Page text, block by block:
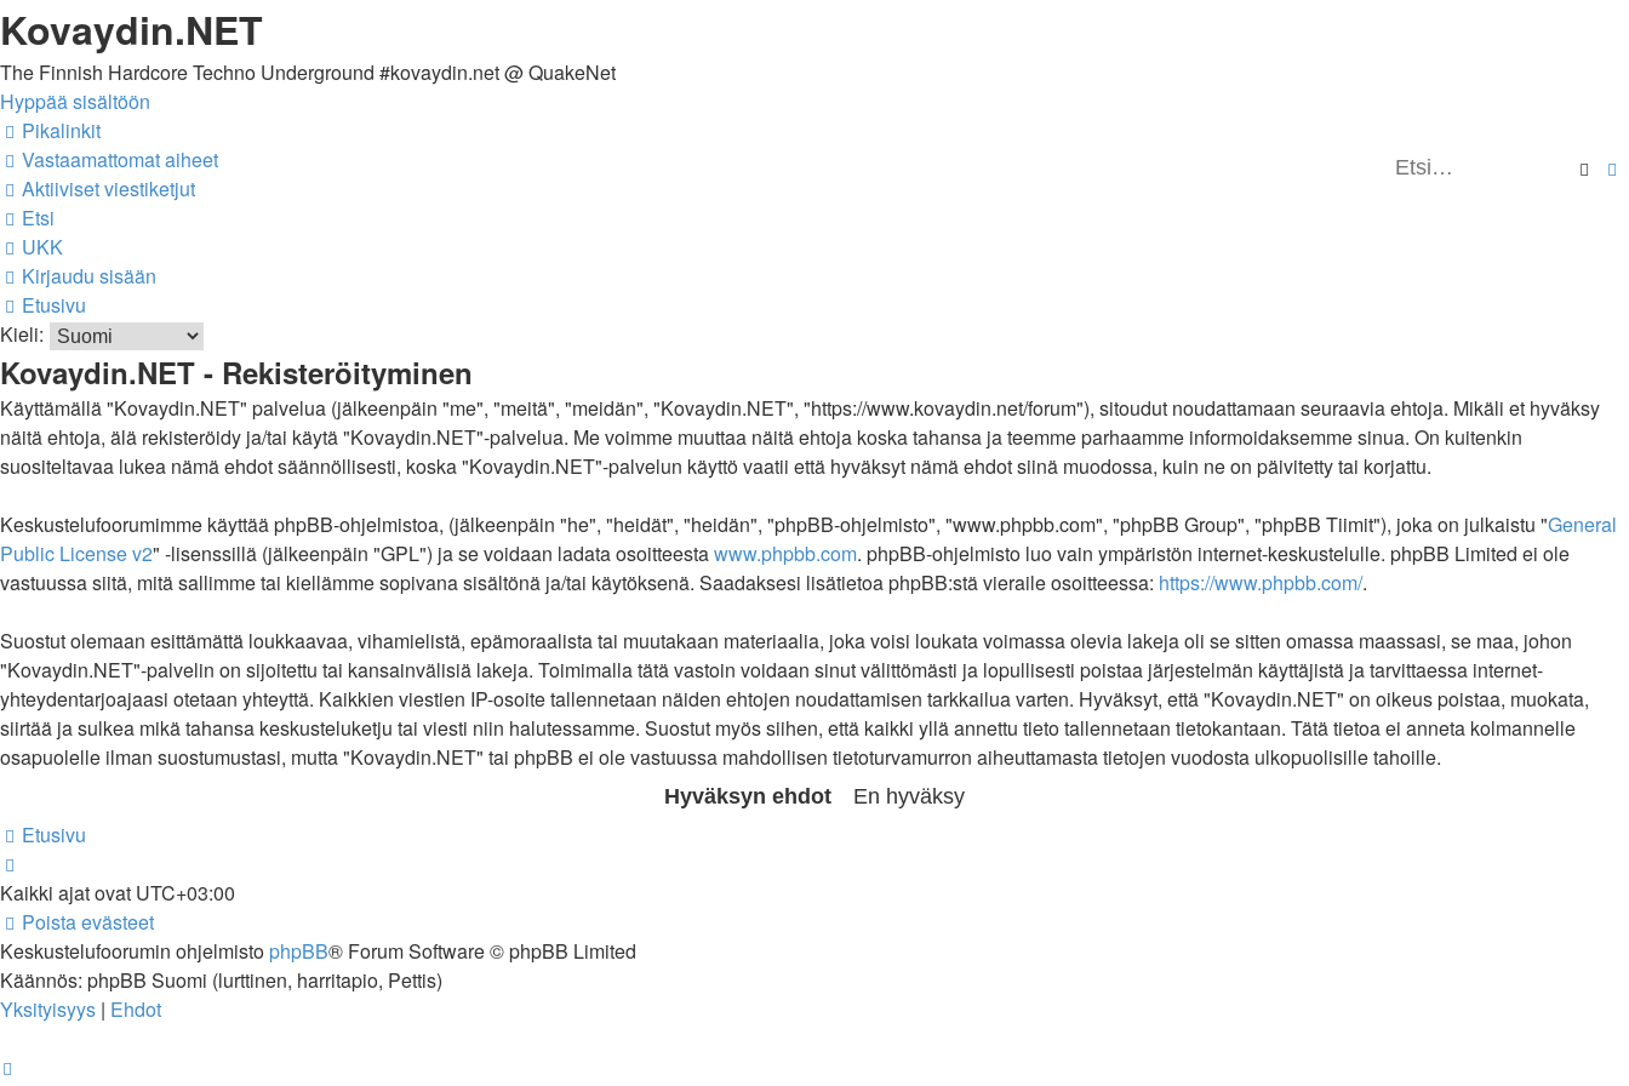
Kovaydin.NET
The Finnish Hardcore Techno Underground #kovaydin.net @ QuakeNet
Hyppää sisältöön
Etsi
Pikalinkit
Vastaamattomat aiheet
Aktiiviset viestiketjut
Etsi
UKK
Kirjaudu sisään
Etusivu
Kieli:
Kovaydin.NET - Rekisteröityminen
Käyttämällä "Kovaydin.NET" palvelua (jälkeenpäin "me", "meitä", "meidän", "Kovaydin.NET", "https://www.kovaydin.net/forum"), sitoudut noudattamaan seuraavia ehtoja. Mikäli et hyväksy
näitä ehtoja, älä rekisteröidy ja/tai käytä "Kovaydin.NET"-palvelua. Me voimme muuttaa näitä ehtoja koska tahansa ja teemme parhaamme informoidaksemme sinua. On kuitenkin
suositeltavaa lukea nämä ehdot säännöllisesti, koska "Kovaydin.NET"-palvelun käyttö vaatii että hyväksyt nämä ehdot siinä muodossa, kuin ne on päivitetty tai korjattu.
Keskustelufoorumimme käyttää phpBB-ohjelmistoa, (jälkeenpäin "he", "heidät", "heidän", "phpBB-ohjelmisto", "www.phpbb.com", "phpBB Group", "phpBB Tiimit"), joka on julkaistu "General
Public License v2" -lisenssillä (jälkeenpäin "GPL") ja se voidaan ladata osoitteestawww.phpbb.com. phpBB-ohjelmisto luo vain ympäristön internet-keskustelulle. phpBB Limited ei ole
vastuussa siitä, mitä sallimme tai kiellämme sopivana sisältönä ja/tai käytöksenä. Saadaksesi lisätietoa phpBB:stä vieraile osoitteessa: https://www.phpbb.com/.
Suostut olemaan esittämättä loukkaavaa, vihamielistä, epämoraalista tai muutakaan materiaalia, joka voisi loukata voimassa olevia lakeja oli se sitten omassa maassasi, se maa, johon
"Kovaydin.NET"-palvelin on sijoitettu tai kansainvälisiä lakeja. Toimimalla tätä vastoin voidaan sinut välittömästi ja lopullisesti poistaa järjestelmän käyttäjistä ja tarvittaessa internet-
yhteydentarjoajaasi otetaan yhteyttä. Kaikkien viestien IP-osoite tallennetaan näiden ehtojen noudattamisen tarkkailua varten. Hyväksyt, että "Kovaydin.NET" on oikeus poistaa, muokata,
siirtää ja sulkea mikä tahansa keskusteluketju tai viesti niin halutessamme. Suostut myös siihen, että kaikki yllä annettu tieto tallennetaan tietokantaan. Tätä tietoa ei anneta kolmannelle
osapuolelle ilman suostumustasi, mutta "Kovaydin.NET" tai phpBB ei ole vastuussa mahdollisen tietoturvamurron aiheuttamasta tietojen vuodosta ulkopuolisille tahoille.
Etusivu
Kaikki ajat ovat UTC+03:00
Poista evästeet
Keskustelufoorumin ohjelmisto phpBB® Forum Software © phpBB Limited
Käännös: phpBB Suomi (lurttinen, harritapio, Pettis)
Yksityisyys | Ehdot